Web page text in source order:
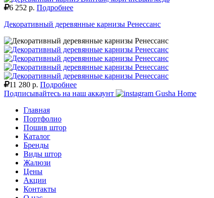
6 252 р. Подробнее
Декоративный деревянные карнизы Ренессанс
11 280 р. Подробнее
Подписывайтесь на наш аккаунт
Gusha Home
Главная
Портфолио
Пошив штор
Каталог
Бренды
Виды штор
Жалюзи
Цены
Акции
Контакты